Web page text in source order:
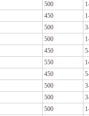
500
450
500
500
450
550
450
500
500
500